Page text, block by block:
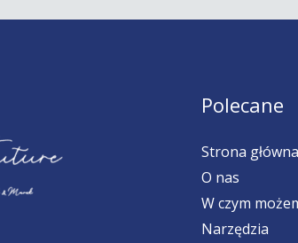
Polecane
Strona główna
O nas
W czym
Narzędzia